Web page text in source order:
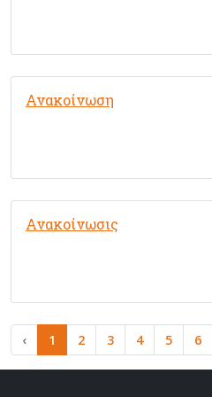
Ανακοίνωση
Ανακοίνωσις
‹ 1 2 3 4 5 6